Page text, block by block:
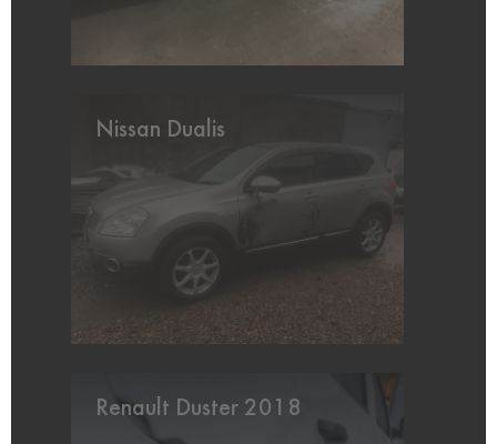
Nissan Dualis
Renault Duster 2018